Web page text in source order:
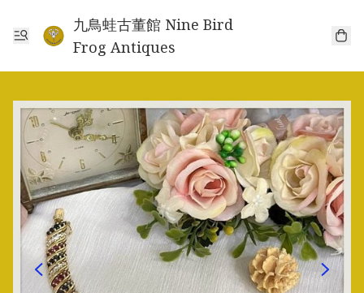
九鳥蛙古董館 Nine Bird
Frog Antiques